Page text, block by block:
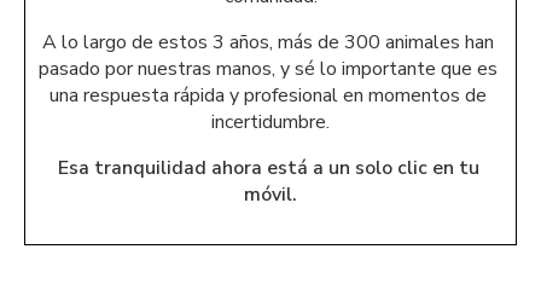
A lo largo de estos 3 años, más de 300 animales han
pasado por nuestras manos, y sé lo importante que es
una respuesta rápida y profesional en momentos de
incertidumbre.
Esa tranquilidad ahora está a un solo clic en tu
móvil.